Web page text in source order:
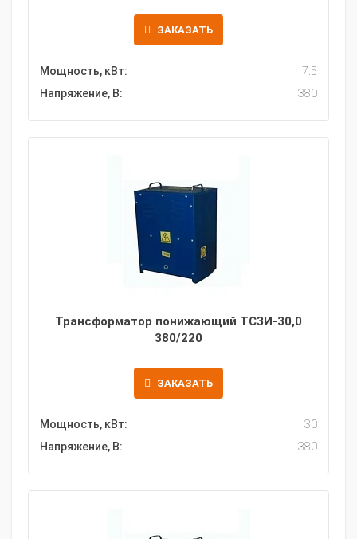
ЗАКАЗАТЬ
Мощность, кВт:
7.5
Напряжение, В:
380
Трансформатор понижающий ТСЗИ-30,0
380/220
ЗАКАЗАТЬ
Мощность, кВт:
30
Напряжение, В:
380